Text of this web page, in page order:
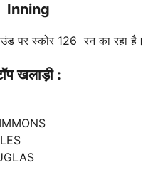
Inning
पर स्कोर 126 रन का रहा है।
खलाड़ी :